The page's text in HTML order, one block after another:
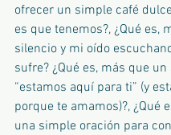
ofrecer un simple café
es que tenemos?, ¿Qué es,
silencio y mi oído
sufre? ¿Qué es, más que
“estamos aquí para ti” (y
porque te amamos)?, ¿Qué
una simple oración para